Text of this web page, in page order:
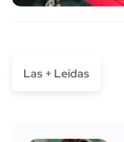
Las + Leídas